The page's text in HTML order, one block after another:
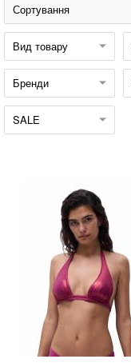
Сортування
Вид товару
Бренди
SALE